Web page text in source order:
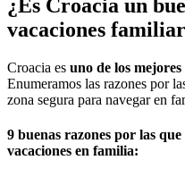
¿Es Croacia un
vacaciones
Croacia es uno de los
Enumeramos las razones por
zona segura para navegar en
9 buenas razones por las
vacaciones en familia: